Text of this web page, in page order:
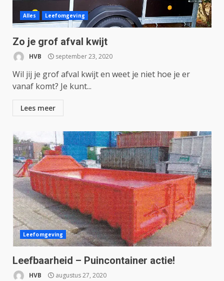
Alles Leefomgeving
Zo je grof afval kwijt
HVB september 23, 2020
Wil jij je grof afval kwijt en weet je niet hoe je er
vanaf komt? Je kunt...
Lees meer
Leefomgeving
Leefbaarheid – Puincontainer actie!
HVB augustus 27, 2020